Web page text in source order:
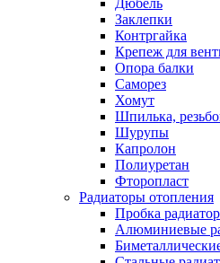
Дюбель
Заклепки
Контргайка
Крепеж для
Опора балки
Саморез
Хомут
Шпилька,
Шурупы
Капролон
Полиуретан
Фторопласт
Радиаторы отопления
Пробка
Алюминиевые